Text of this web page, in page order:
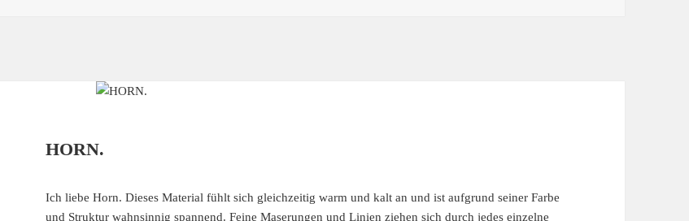
HORN.
Ich liebe Horn. Dieses Material fühlt sich gleichzeitig warm und kalt an und ist aufgrund seiner Farbe
und Struktur wahnsinnig spannend. Feine Maserungen und Linien ziehen sich durch jedes einzelne